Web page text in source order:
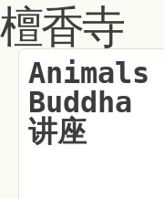
檀香寺
Buddha
讲座